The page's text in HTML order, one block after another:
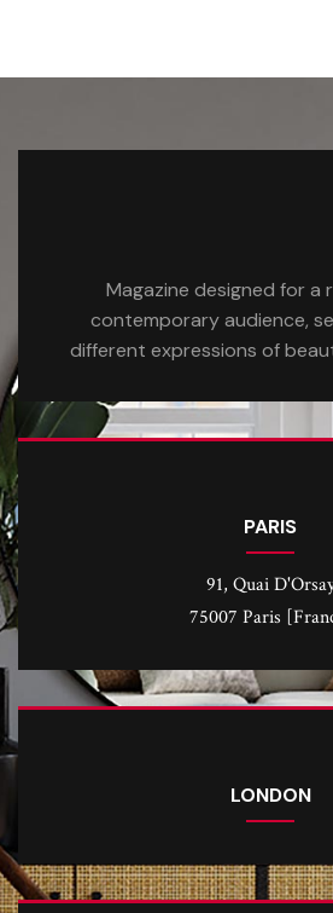
Magazine designed for a
contemporary audience,
different expressions of
PARIS
91, Quai
75007 Paris
LONDON